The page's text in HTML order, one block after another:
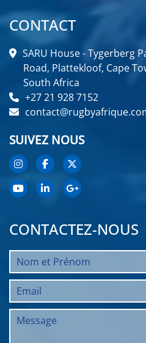
CONTACT
SARU House - Tygerberg
Road, Plattekloof, Cape
South Africa
+27 21 928 7152
SUIVEZ NOUS
CONTACTEZ-NOUS